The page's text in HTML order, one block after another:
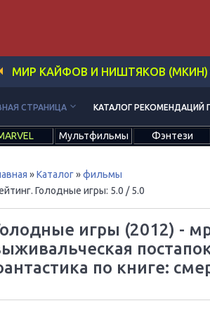
МИР КАЙФОВ И НИШТЯКОВ (МКИН)
СТРАНИЦА keyboard_arrow_down КАТАЛОГ РЕКОМЕНДАЦИЙ
Мультфильмы Фэнтези
»Каталог»фильмы
Голодные игры: 5.0 / 5.0
игры (2012) -
по книге: